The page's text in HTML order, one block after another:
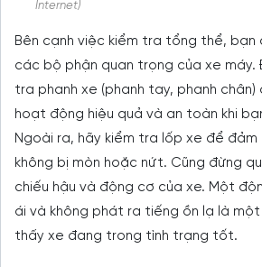
Internet)
Bên cạnh việc kiểm tra tổng thể, bạn
các bộ phận quan trọng của xe máy.
tra phanh xe (phanh tay, phanh
hoạt động hiệu quả và an toàn khi
Ngoài ra, hãy kiểm tra lốp xe để
không bị mòn hoặc nứt. Cũng đừng
chiếu hậu và động cơ của xe. Một
ái và không phát ra tiếng ồn lạ là
thấy xe đang trong tình trạng tốt.